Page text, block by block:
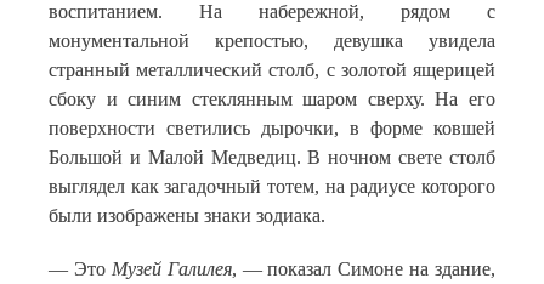
воспитанием. На набережной, рядом с
монументальной крепостью, девушка увидела
странный металлический столб, с золотой ящерицей
сбоку и синим стеклянным шаром сверху. На его
поверхности светились дырочки, в форме ковшей
Большой и Малой Медведиц. В ночном свете столб
выглядел как загадочный тотем, на радиусе которого
были изображены знаки зодиака.
— Это Музей Галилея, — показал Симоне на здание,